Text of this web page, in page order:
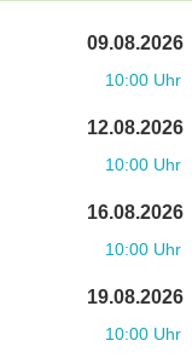
09.08.2026
10:00 Uhr
12.08.2026
10:00 Uhr
16.08.2026
10:00 Uhr
19.08.2026
10:00 Uhr